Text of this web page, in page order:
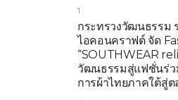
1
กระทรวงวัฒนธรรม
ไอคอนคราฟต์ จัด
“SOUTHWEAR
วัฒนธรรมสู่แฟชั่นร่ว
การผ้าไทยภาคใต้สู่